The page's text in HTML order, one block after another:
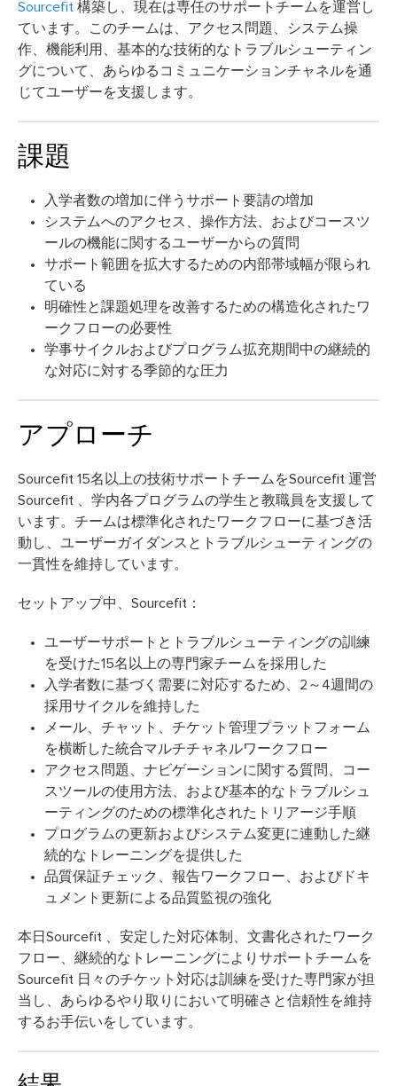
Sourcefit 構築し、現在は専任のサポートチームを運営し
ています。このチームは、アクセス問題、システム操
作、機能利用、基本的な技術的なトラブルシューティン
グについて、あらゆるコミュニケーションチャネルを通
じてユーザーを支援します。
課題
入学者数の増加に伴うサポート要請の増加
システムへのアクセス、操作方法、およびコースツ
ールの機能に関するユーザーからの質問
サポート範囲を拡大するための内部帯域幅が限られ
ている
明確性と課題処理を改善するための構造化されたワ
ークフローの必要性
学事サイクルおよびプログラム拡充期間中の継続的
な対応に対する季節的な圧力
アプローチ
Sourcefit 15名以上の技術サポートチームをSourcefit 運営
Sourcefit 、学内各プログラムの学生と教職員を支援して
います。チームは標準化されたワークフローに基づき活
動し、ユーザーガイダンスとトラブルシューティングの
一貫性を維持しています。
セットアップ中、Sourcefit：
ユーザーサポートとトラブルシューティングの訓練
を受けた15名以上の専門家チームを採用した
入学者数に基づく需要に対応するため、2～4週間の
採用サイクルを維持した
メール、チャット、チケット管理プラットフォーム
を横断した統合マルチチャネルワークフロー
アクセス問題、ナビゲーションに関する質問、コー
スツールの使用方法、および基本的なトラブルシュ
ーティングのための標準化されたトリアージ手順
プログラムの更新およびシステム変更に連動した継
続的なトレーニングを提供した
品質保証チェック、報告ワークフロー、およびドキ
ュメント更新による品質監視の強化
本日Sourcefit 、安定した対応体制、文書化されたワーク
フロー、継続的なトレーニングによりサポートチームを
Sourcefit 日々のチケット対応は訓練を受けた専門家が担
当し、あらゆるやり取りにおいて明確さと信頼性を維持
するお手伝いをしています。